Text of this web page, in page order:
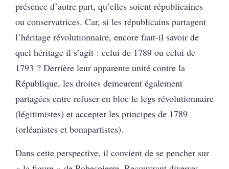
présence d’autre part, qu’elles soient républicaines
ou conservatrices. Car, si les républicains partagent
l’héritage révolutionnaire, encore faut-il savoir de
quel héritage il s’agit : celui de 1789 ou celui de
1793 ? Derrière leur apparente unité contre la
République, les droites demeurent également
partagées entre refuser en bloc le legs révolutionnaire
(légitimistes) et accepter les principes de 1789
(orléanistes et bonapartistes).
Dans cette perspective, il convient de se pencher sur